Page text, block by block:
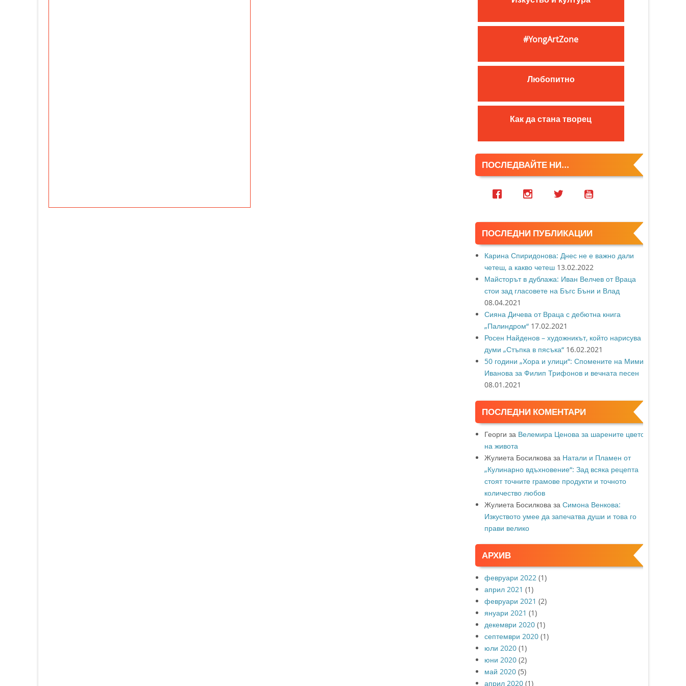
h
:
#YongArtZone
Любопитно
Как да стана творец
ПОСЛЕДВАЙТЕ НИ...
ПОСЛЕДНИ ПУБЛИКАЦИИ
Карина Спиридонова: Днес не е важно дали
четеш, а какво четеш 13.02.2022
Майсторът в дублажа: Иван Велчев от Враца
стои зад гласовете на Бъгс Бъни и Влад
08.04.2021
Сияна Дичева от Враца с дебютна книга
„Палиндром“ 17.02.2021
Росен Найденов – художникът, който нарисува с
думи „Стъпка в пясъка“ 16.02.2021
50 години „Хора и улици“: Спомените на Мими
Иванова за Филип Трифонов и вечната песен
08.01.2021
ПОСЛЕДНИ КОМЕНТАРИ
Георги за Велемира Ценова за шарените цветове
на живота
Жулиета Босилковаза Натали и Пламен от
„Кулинарно вдъхновение“: Зад всяка рецепта
стоят точните грамове продукти и точното
количество любов
Жулиета Босилковаза Симона Венкова:
Изкуството умее да запечатва души и това го
прави велико
АРХИВ
февруари 2022(1)
април 2021 (1)
февруари 2021 (2)
януари 2021 (1)
декември 2020(1)
септември 2020(1)
юли 2020(1)
юни 2020(2)
май 2020(5)
април 2020(1)